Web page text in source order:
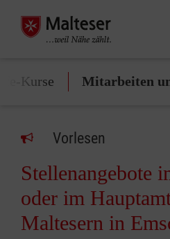
Kurse Mitarbeiten
Vorlesen
Stellenangebote
oder im
Maltesern in